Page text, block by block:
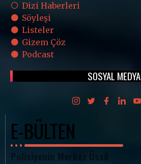
Dizi Haberleri
Söyleşi
Listeler
Gizem Çöz
Podcast
SOSYAL MEDYA
E-BÜLTEN
Polisiyenin Merkez Üssü